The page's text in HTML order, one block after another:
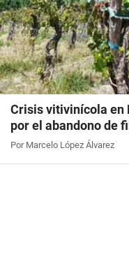
Crisis vitivinícola en
por el abandono de
Por Marcelo López Álvarez